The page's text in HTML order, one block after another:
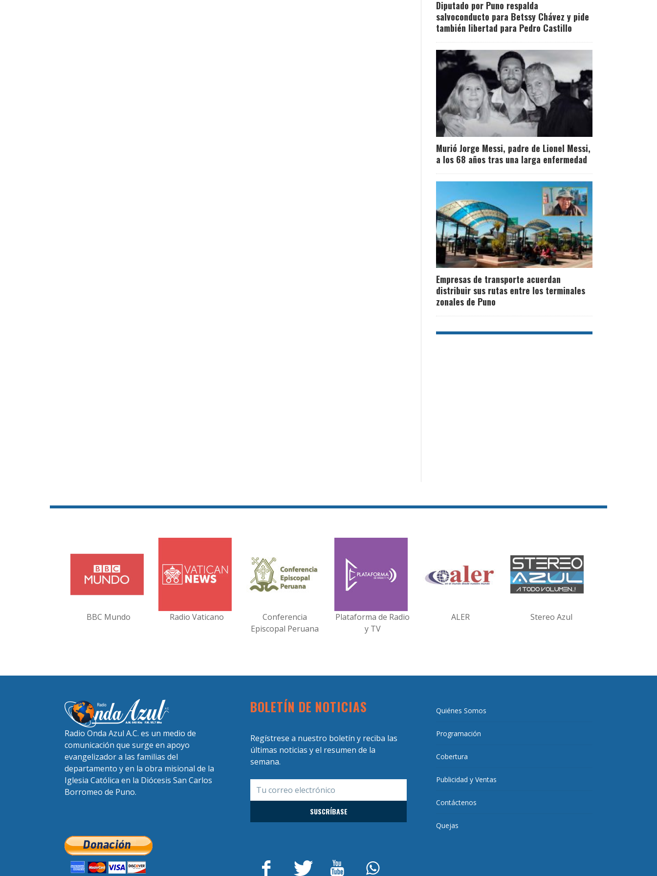
Diputado por Puno respalda
salvoconducto para Betssy Chávez y pide
también libertad para Pedro Castillo
Murió Jorge Messi, padre de Lionel Messi,
a los 68 años tras una larga enfermedad
Empresas de transporte acuerdan
distribuir sus rutas entre los terminales
zonales de Puno
BBC Mundo Radio Vaticano
Conferencia
Episcopal Peruana
Plataforma de Radio
y TV
ALER Stereo Azul
Radio Onda Azul A.C. es un medio de
comunicación que surge en apoyo
evangelizador a las familias del
departamento y en la obra misional de la
Iglesia Católica en la Diócesis San Carlos
Borromeo de Puno.
BOLETÍN DE NOTICIAS
Regístrese a nuestro boletín y reciba las
últimas noticias y el resumen de la
semana.
Quiénes Somos
Programación
Cobertura
Publicidad y Ventas
Contáctenos
Quejas